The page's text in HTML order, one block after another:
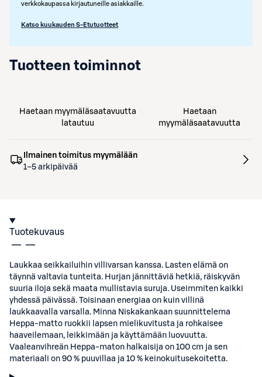
verkkokaupassa kirjautuneille asiakkaille.
Katso kuukauden S-Etutuotteet
Tuotteen toiminnot
Haetaan myymäläsaatavuutta
latautuu
Haetaan
myymäläsaatavuutta
Ilmainen toimitus myymälään
1–5 arkipäivää
Tuotekuvaus
Laukkaa seikkailuihin villivarsan kanssa. Lasten elämä on
täynnä valtavia tunteita. Hurjan jännittäviä hetkiä, räiskyvän
suuria iloja sekä maata mullistavia suruja. Useimmiten kaikki
yhdessä päivässä. Toisinaan energiaa on kuin villinä
laukkaavalla varsalla. Minna Niskakankaan suunnittelema
Heppa-matto ruokkii lapsen mielikuvitusta ja rohkaisee
haaveilemaan, leikkimään ja käyttämään luovuutta.
Vaaleanvihreän Heppa-maton halkaisija on 100 cm ja sen
materiaali on 90 % puuvillaa ja 10 % keinokuitusekoitetta.